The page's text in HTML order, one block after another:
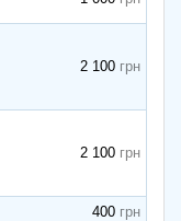
2 100
2 100
400